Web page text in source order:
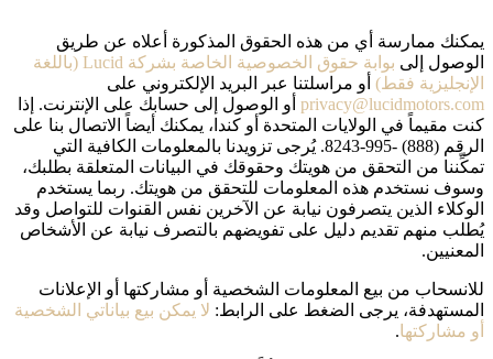
يمكنك ممارسة أي من هذه الحقوق المذكورة أعلاه عن طريق
الوصول إلى
بوابة حقوق الخصوصية الخاصة بشركة Lucid (باللغة
الإنجليزية فقط) أو مراسلتنا عبر البريد الإلكتروني على
privacy@lucidmotors.com أو الوصول إلى حسابك على الإنترنت. إذا
كنت مقيماً في الولايات المتحدة أو كندا، يمكنك أيضاً الاتصال بنا على
الرقم (888) -995-8243. يُرجى تزويدنا بالمعلومات الكافية التي
تمكِّننا من التحقق من هويتك وحقوقك في البيانات المتعلقة بطلبك،
وسوف نستخدم هذه المعلومات للتحقق من هويتك. ربما يستخدم
الوكلاء الذين يتصرفون نيابة عن الآخرين نفس القنوات للتواصل وقد
يُطلب منهم تقديم دليل على تفويضهم بالتصرف نيابة عن الأشخاص
المعنيين.
للانسحاب من بيع المعلومات الشخصية أو مشاركتها أو الإعلانات
المستهدفة، يرجى الضغط على الرابط: لا يمكن بيع بياناتي الشخصية
أو مشاركتها.